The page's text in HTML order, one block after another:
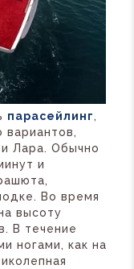
парасейлинг,
вариантов,
Лара. Обычно
и
Во время
высоту
В течение
ногами, как на